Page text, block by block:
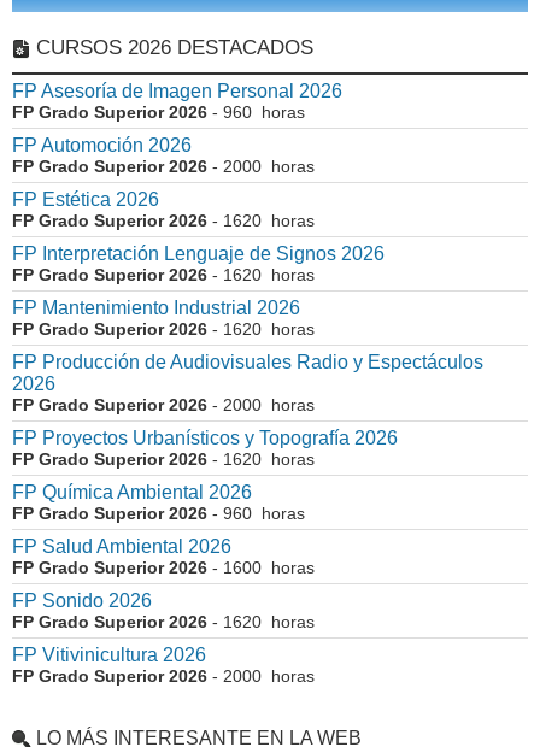
CURSOS 2026 DESTACADOS
FP Asesoría de Imagen Personal 2026
FP Grado Superior 2026 - 960 horas
FP Automoción 2026
FP Grado Superior 2026 - 2000 horas
FP Estética 2026
FP Grado Superior 2026 - 1620 horas
FP Interpretación Lenguaje de Signos 2026
FP Grado Superior 2026 - 1620 horas
FP Mantenimiento Industrial 2026
FP Grado Superior 2026 - 1620 horas
FP Producción de Audiovisuales Radio y Espectáculos
2026
FP Grado Superior 2026 - 2000 horas
FP Proyectos Urbanísticos y Topografía 2026
FP Grado Superior 2026 - 1620 horas
FP Química Ambiental 2026
FP Grado Superior 2026 - 960 horas
FP Salud Ambiental 2026
FP Grado Superior 2026 - 1600 horas
FP Sonido 2026
FP Grado Superior 2026 - 1620 horas
FP Vitivinicultura 2026
FP Grado Superior 2026 - 2000 horas
LO MÁS INTERESANTE EN LA WEB